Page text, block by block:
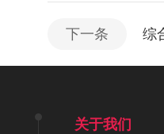
下一条 综
关于我们